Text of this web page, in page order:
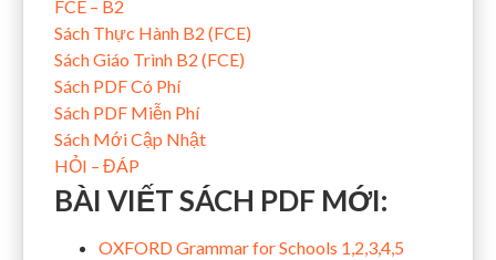
FCE – B2
Sách Thực Hành B2 (FCE)
Sách Giáo Trình B2 (FCE)
Sách PDF Có Phí
Sách PDF Miễn Phí
Sách Mới Cập Nhật
HỎI – ĐÁP
BÀI VIẾT SÁCH PDF MỚI:
OXFORD Grammar for Schools 1,2,3,4,5